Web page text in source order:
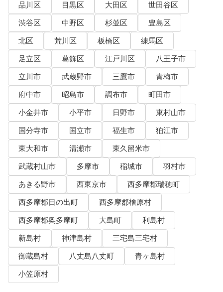
品川区
目黒区 大田区
世田谷区
渋谷区
中野区 杉並区
豊島区
北区
荒川区 板橋区
練馬区
足立区
葛飾区 江戸川区
八王子市
立川市
武蔵野市 三鷹市
青梅市
府中市
昭島市 調布市
町田市
小金井市
小平市 日野市
東村山市
国分寺市
国立市 福生市
狛江市
東大和市
清瀬市
東久留米市
武蔵村山市
多摩市 稲城市
羽村市
あきる野市
西東京市
西多摩郡瑞穂町
西多摩郡日の出町
西多摩郡檜原村
西多摩郡奥多摩町
大島町
利島村
新島村
神津島村
三宅島三宅村
御蔵島村
八丈島八丈町
青ヶ島村
小笠原村